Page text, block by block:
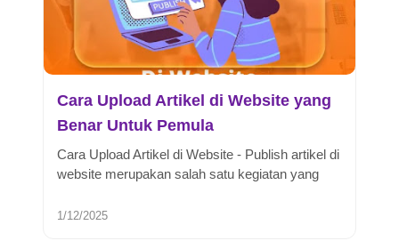
Cara Upload Artikel di Website yang
Benar Untuk Pemula
Cara Upload Artikel di Website - Publish artikel di
website merupakan salah satu kegiatan yang
1/12/2025